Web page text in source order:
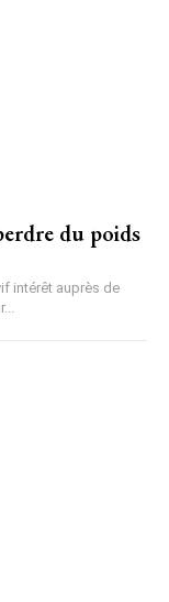
du poids
intérêt auprès de